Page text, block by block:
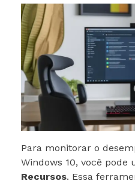
Para monitorar o
Windows 10, você pode
Recursos. Essa